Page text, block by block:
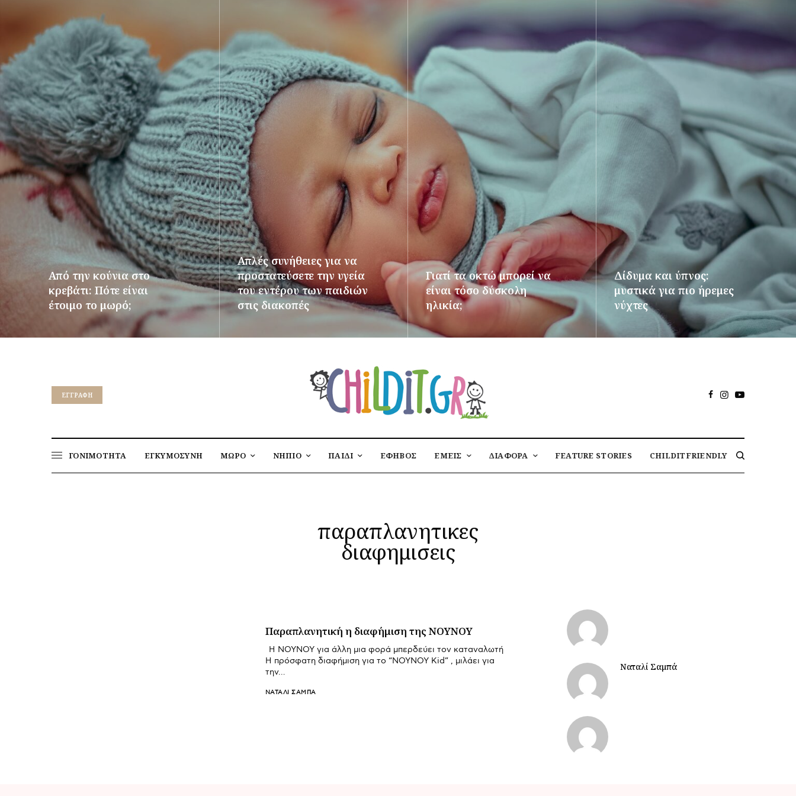
Από την κούνια στο
κρεβάτι: Πότε είναι
έτοιμο το μωρό;
Απλές συνήθειες για να
προστατεύσετε την υγεία
του εντέρου των παιδιών
στις διακοπές
Γιατί τα οκτώ μπορεί να
είναι τόσο δύσκολη
ηλικία;
ΠΕΡΙΣΣΌΤΕΡΑ
Δίδυμα και ύπνος:
μυστικά για πιο ήρεμες
νύχτες
ΠΕΡΙΣΣΌΤΕΡΑ
EΓΓΡΑΦΉ
ΓΟΝΙΜΟΤΗΤΑ ΕΓΚΥΜΟΣΥΝΗ ΜΩΡΟ ΝΗΠΙΟ ΠΑΙΔΙ ΕΦΗΒΟΣ ΕΜΕΙΣ ΔΙΑΦΟΡΑ FEATURE STORIES CHILDITFRIENDLY
παραπλανητικες
διαφημισεις
Παραπλανητική η διαφήμιση της ΝΟΥΝΟΥ
Η ΝΟΥΝΟΥ για άλλη μια φορά μπερδεύει τον καταναλωτή
Η πρόσφατη διαφήμιση για το “ΝΟΥΝΟΥ Kid” , μιλάει για
την…
ΝΑΤΑΛΊ ΣΑΜΠΆ
Ναταλί Σαμπά